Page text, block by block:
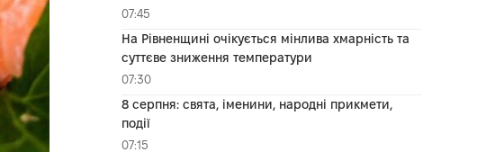
07:45
На Рівненщині очікується мінлива хмарність та
суттєве зниження температури
07:30
8 серпня: свята, іменини, народні прикмети,
події
07:15